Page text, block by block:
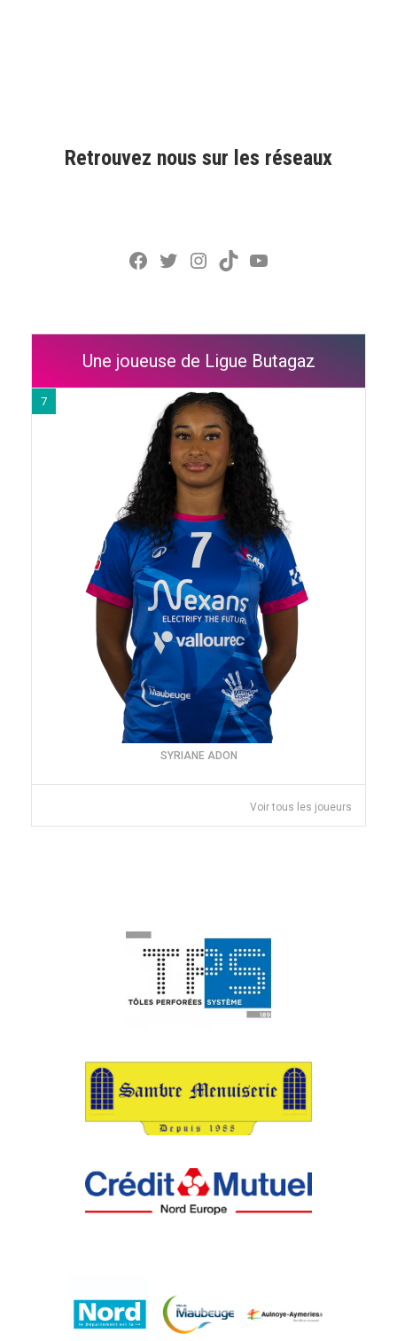
Retrouvez nous sur les réseaux
Facebook
Twitter
Instagram
TikTokYouTube
Une joueuse de Ligue Butagaz
7
SYRIANE ADON
Voir tous les joueurs